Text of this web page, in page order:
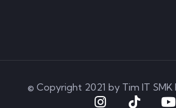
© Copyright 2021 by Tim IT SMK